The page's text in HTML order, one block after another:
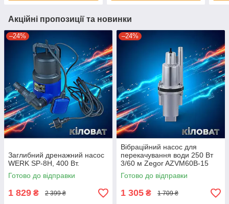
Акційні пропозиції та новинки
–24%
Заглибний дренажний насос
WERK SP-8H, 400 Вт.
Готово до відправки
1 829 ₴ 2 399 ₴
–24%
Вібраційний насос для
перекачування води 250 Вт
3/60 м Zegor AZVM60B-15
насос вібраційний верхній
забір
Готово до відправки
1 305 ₴ 1 709 ₴